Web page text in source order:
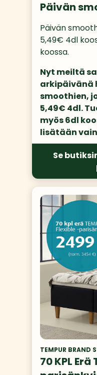
Päivän
Päivän
5,49€ 4dl
koossa.
Nyt meiltä
arkipäivänä
smoothien,
5,49€ 4dl.
myös 6dl
Se
TEMPUR BRAND
70 KPL